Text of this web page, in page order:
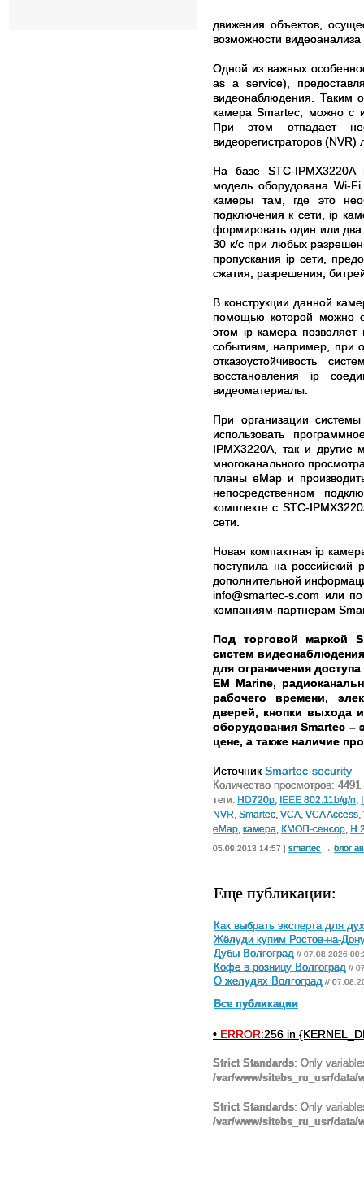
движения объектов,
возможности
Одной из важных
as a service),
видеонаблюдения. Таким
камера Smartec, можно с
При этом отпадает
видеорегистраторов
На базе STC-IPMX3220A
модель оборудована Wi-
камеры там, где это
подключения к сети, ip
формировать один или
30 к/с при любых
пропускания ip сети,
сжатия, разрешения,
В конструкции данной
помощью которой можно
этом ip камера
событиям, например, при
отказоустойчивость
восстановления ip
видеоматериалы.
При организации
использовать
IPMX3220A, так и
многоканального
планы еМар и
непосредственном
комплекте с STC-
сети.
Новая компактная ip
поступила на
дополнительной
info@smartec-s.com или
компаниям-партнерам
Под торговой маркой
систем
для ограничения
EM Marine,
рабочего времени,
дверей, кнопки выхода
оборудования Smartec –
цене, а также наличие
Источник Smartec-security
Количество просмотров: 4491
теги: HD720p IEEE 802.11b/g/n
NVR Smartec VCA VCA Access
еМар камера КМОП-сенсор
05.09.2013 14:57 | smartec → блог
Еще публикации:
Как выбрать эксперта для
Жёлуди купим Ростов-на-
Дубы Волгоград // 07.08.2026
Кофе в розницу Волгоград //
О желудях Волгоград //
Все публикации
• ERROR:256 in
Strict Standards: Only
/var/www/sitebs_ru_usr/
Strict Standards: Only
/var/www/sitebs_ru_usr/